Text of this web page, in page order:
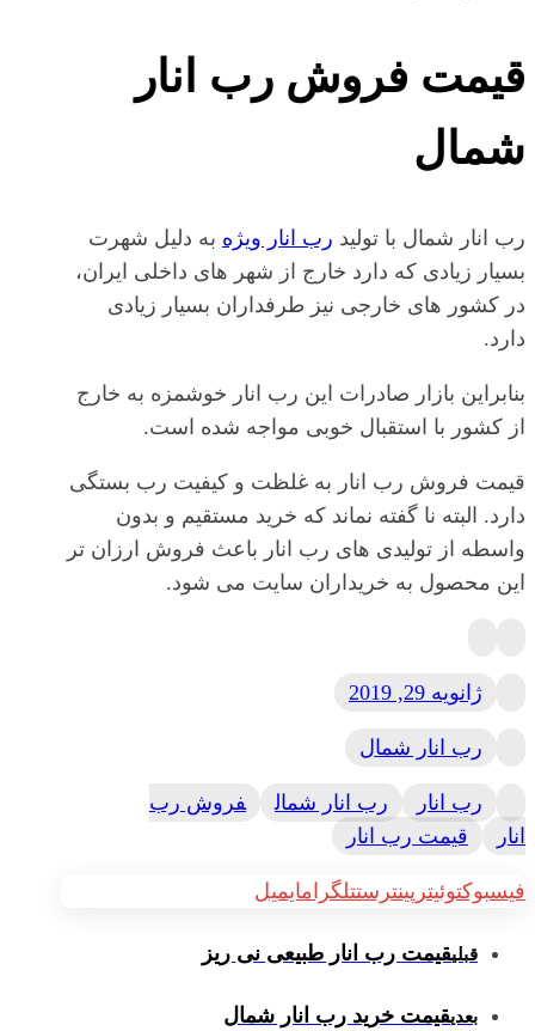
قیمت فروش رب انار
شمال
رب انار شمال با تولید رب انار ویژه به دلیل شهرت
بسیار زیادی که دارد خارج از شهر های داخلی ایران،
در کشور های خارجی نیز طرفداران بسیار زیادی
دارد.
بنابراین بازار صادرات این رب انار خوشمزه به خارج
از کشور با استقبال خوبی مواجه شده است.
قیمت فروش رب انار به غلظت و کیفیت رب بستگی
دارد. البته نا گفته نماند که خرید مستقیم و بدون
واسطه از تولیدی های رب انار باعث فروش ارزان تر
این محصول به خریداران سایت می شود.
ژانویه 29, 2019
رب انار شمال
رب انار رب انار شمال
فروش رب
انار
قیمت رب انار
فیسبوکتوئیتر پینترستتلگرامایمیل
قبلیقیمت رب انار طبیعی نی ریز
بعدیقیمت خرید رب انار شمال